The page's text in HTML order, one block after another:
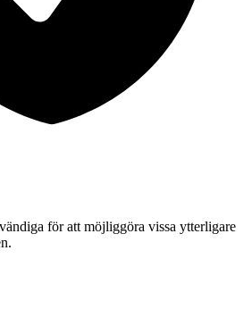
för att möjliggöra vissa ytterligare